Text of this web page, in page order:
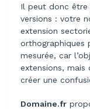
Il peut donc être
versions : votre
extension
orthographiques
mesurée, car
extensions, mais
créer une
Domaine.fr